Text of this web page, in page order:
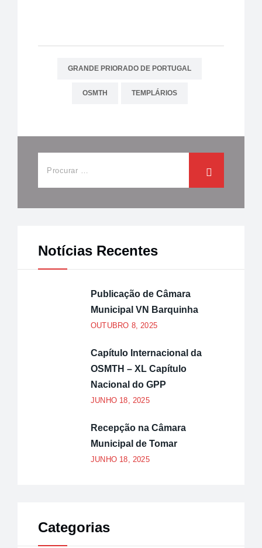
GRANDE PRIORADO DE PORTUGAL
OSMTH TEMPLÁRIOS
Notícias Recentes
Publicação de Câmara
Municipal VN Barquinha
OUTUBRO 8, 2025
Capítulo Internacional da
OSMTH – XL Capítulo
Nacional do GPP
JUNHO 18, 2025
Recepção na Câmara
Municipal de Tomar
JUNHO 18, 2025
Categorias